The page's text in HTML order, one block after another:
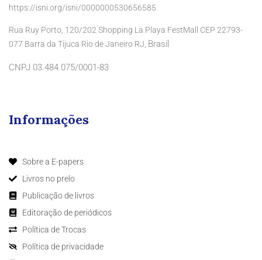
https://isni.org/isni/0000000530656585
Rua Ruy Porto, 120/202 Shopping La Playa FestMall CEP 22793-
077 Barra da Tijuca Rio de Janeiro RJ, Brasil
CNPJ 03.484.075/0001-83
Informações
Sobre a E-papers
Livros no prelo
Publicação de livros
Editoração de periódicos
Política de Trocas
Política de privacidade